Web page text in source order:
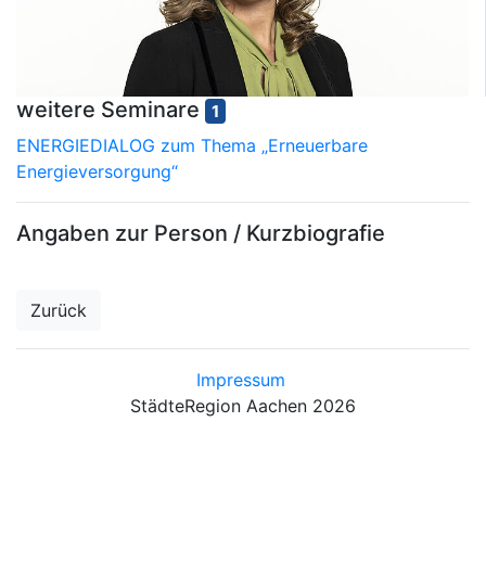
weitere Seminare 1
ENERGIEDIALOG zum Thema „Erneuerbare
Energieversorgung“
Angaben zur Person / Kurzbiografie
Zurück
Impressum
StädteRegion Aachen 2026